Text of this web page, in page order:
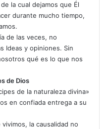
la cual dejamos que Él
durante mucho tiempo,
de las veces, no
Ideas y opiniones. Sin
qué es lo que nos
de Dios
de la naturaleza divina»
en confiada entrega a su
la causali­dad no